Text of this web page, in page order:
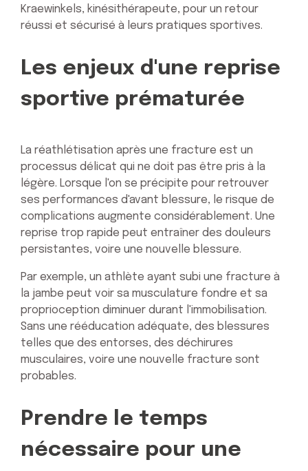
Kraewinkels, kinésithérapeute, pour un retour
réussi et sécurisé à leurs pratiques sportives.
Les enjeux d'une reprise
sportive prématurée
La réathlétisation après une fracture est un
processus délicat qui ne doit pas être pris à la
légère. Lorsque l'on se précipite pour retrouver
ses performances d'avant blessure, le risque de
complications augmente considérablement. Une
reprise trop rapide peut entraîner des douleurs
persistantes, voire une nouvelle blessure.
Par exemple, un athlète ayant subi une fracture à
la jambe peut voir sa musculature fondre et sa
proprioception diminuer durant l'immobilisation.
Sans une rééducation adéquate, des blessures
telles que des entorses, des déchirures
musculaires, voire une nouvelle fracture sont
probables.
Prendre le temps
nécessaire pour une